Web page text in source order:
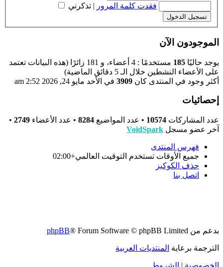
فقدت كلمة المرور | تذكرني
الموجودون الآن
يوجد حاليًا 185
مستخدمًا : 4 أعضاء، و 181 زائرًا (هذه البيانات تعتمد
على الأعضاء النشطين خلال الـ 5 دقائق الماضية)
أكثر وجود في المنتدى كان 3909 في الأحد مايو 24, 2026 2:52 am
إحصائيات
عدد المشاركات 10574 • عدد المواضيع 8284 • عدد الأعضاء 2749
•
آخر عضو مسجل VoidSpark
فهرس المنتدى
جميع الأوقات تستخدم التوقيت العالمي+02:00
حذف الكوكيز
اتصل بنا
بدعم من phpBB® Forum Software © phpBB Limited
الترجمة برعاية المنتديات العربية